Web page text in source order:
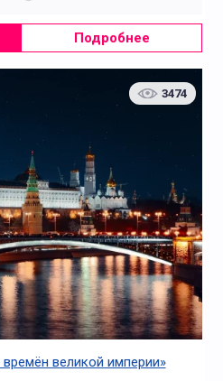
Подробнее
3474
великой империи»